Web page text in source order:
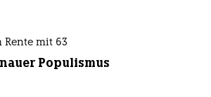
Rente mit 63
Populismus